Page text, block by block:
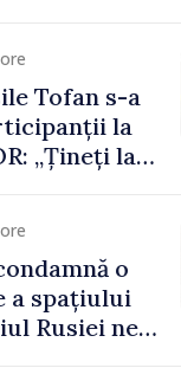
Tofan s-a
la
„Țineți la
și greșeli –
reuși”
o
a spațiului
Rusiei ne